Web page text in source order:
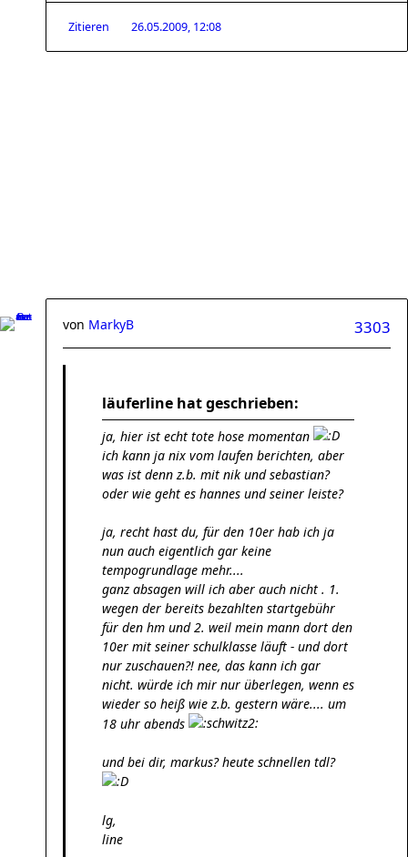
Zitieren 26.05.2009, 12:08
3303
von MarkyB
läuferline hat geschrieben:
ja, hier ist echt tote hose momentan
ich kann ja nix vom laufen berichten, aber
was ist denn z.b. mit nik und sebastian?
oder wie geht es hannes und seiner leiste?
ja, recht hast du, für den 10er hab ich ja
nun auch eigentlich gar keine
tempogrundlage mehr....
ganz absagen will ich aber auch nicht . 1.
wegen der bereits bezahlten startgebühr
für den hm und 2. weil mein mann dort den
10er mit seiner schulklasse läuft - und dort
nur zuschauen?! nee, das kann ich gar
nicht. würde ich mir nur überlegen, wenn es
wieder so heiß wie z.b. gestern wäre.... um
18 uhr abends
und bei dir, markus? heute schnellen tdl?
lg,
line